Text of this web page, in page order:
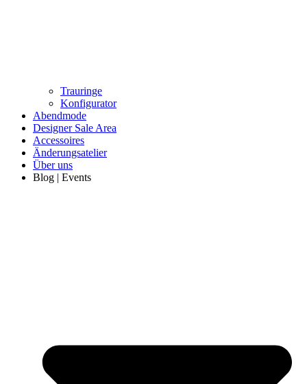
Trauringe
Konfigurator
Abendmode
Designer Sale Area
Accessoires
Änderungsatelier
Über uns
Blog | Events